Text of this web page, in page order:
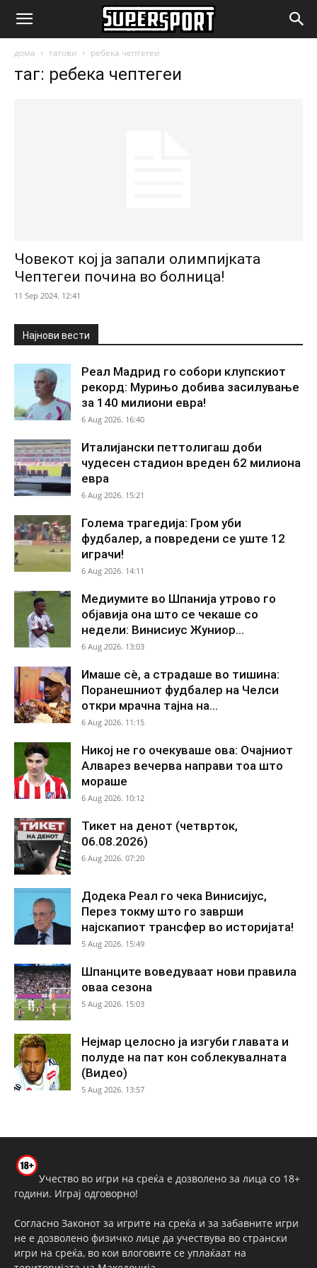
SuperSport.mk
дома тагови ребека чептегеи
таг: ребека чептегеи
Човекот кој ја запали олимпијката
Чептегеи почина во болница!
11 Sep 2024. 12:41
Најнови вести
Реал Мадрид го собори клупскиот
рекорд: Мурињо добива засилување
за 140 милиони евра!
6 Aug 2026. 16:40
Италијански петтолигаш доби
чудесен стадион вреден 62 милиона
евра
6 Aug 2026. 15:21
Голема трагедија: Гром уби
фудбалер, а повредени се уште 12
играчи!
6 Aug 2026. 14:11
Медиумите во Шпанија утрово го
објавија она што се чекаше со
недели: Винисиус Жуниор...
6 Aug 2026. 13:03
Имаше сè, а страдаше во тишина:
Поранешниот фудбалер на Челси
откри мрачна тајна на...
6 Aug 2026. 11:15
Никој не го очекуваше ова: Очајниот
Алварез вечерва направи тоа што
мораше
6 Aug 2026. 10:12
Тикет на денот (четврток,
06.08.2026)
6 Aug 2026. 07:20
Додека Реал го чека Винисијус,
Перез токму што го заврши
најскапиот трансфер во историјата!
5 Aug 2026. 15:49
Шпанците воведуваат нови правила
оваа сезона
5 Aug 2026. 15:03
Нејмар целосно ја изгуби главата и
полуде на пат кон соблекувалната
(Видео)
5 Aug 2026. 13:57
Учество во игри на среќа е дозволено за лица со 18+
години. Играј одговорно!
Согласно Законот за игрите на среќа и за забавните игри
не е дозволено физичко лице да учествува во странски
игри на среќа, во кои влоговите се уплаќаат на